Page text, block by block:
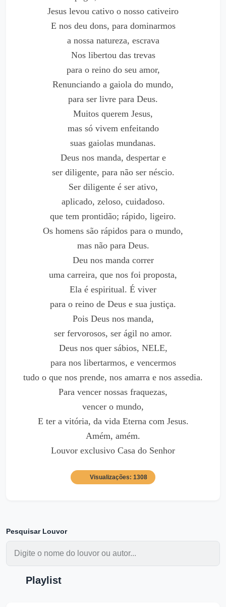
Jesus levou cativo o nosso cativeiro
E nos deu dons, para dominarmos
a nossa natureza, escrava
Nos libertou das trevas
para o reino do seu amor,
Renunciando a gaiola do mundo,
para ser livre para Deus.
Muitos querem Jesus,
mas só vivem enfeitando
suas gaiolas mundanas.
Deus nos manda, despertar e
ser diligente, para não ser néscio.
Ser diligente é ser ativo,
aplicado, zeloso, cuidadoso.
que tem prontidão; rápido, ligeiro.
Os homens são rápidos para o mundo,
mas não para Deus.
Deu nos manda correr
uma carreira, que nos foi proposta,
Ela é espiritual. É viver
para o reino de Deus e sua justiça.
Pois Deus nos manda,
ser fervorosos, ser ágil no amor.
Deus nos quer sábios, NELE,
para nos libertarmos, e vencermos
tudo o que nos prende, nos amarra e nos assedia.
Para vencer nossas fraquezas,
vencer o mundo,
E ter a vitória, da vida Eterna com Jesus.
Amém, amém.
Louvor exclusivo Casa do Senhor
Visualizações: 1308
Pesquisar Louvor
Playlist